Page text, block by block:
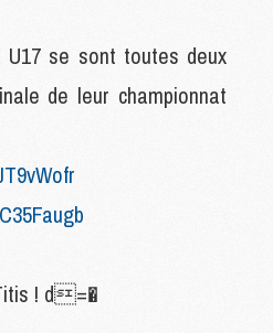
U17 se sont toutes deux
de leur championnat
! d=�